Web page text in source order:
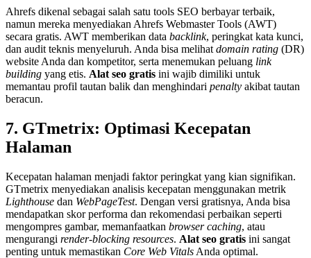
Ahrefs dikenal sebagai salah satu tools SEO berbayar terbaik,
namun mereka menyediakan Ahrefs Webmaster Tools (AWT)
secara gratis. AWT memberikan data backlink, peringkat kata kunci,
dan audit teknis menyeluruh. Anda bisa melihat domain rating (DR)
website Anda dan kompetitor, serta menemukan peluang link
building yang etis. Alat seo gratis ini wajib dimiliki untuk
memantau profil tautan balik dan menghindari penalty akibat tautan
beracun.
7. GTmetrix: Optimasi Kecepatan
Halaman
Kecepatan halaman menjadi faktor peringkat yang kian signifikan.
GTmetrix menyediakan analisis kecepatan menggunakan metrik
Lighthouse dan WebPageTest. Dengan versi gratisnya, Anda bisa
mendapatkan skor performa dan rekomendasi perbaikan seperti
mengompres gambar, memanfaatkan browser caching, atau
mengurangi render-blocking resources. Alat seo gratis ini sangat
penting untuk memastikan Core Web Vitals Anda optimal.